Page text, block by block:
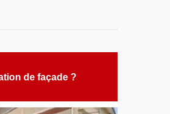
de façade ?